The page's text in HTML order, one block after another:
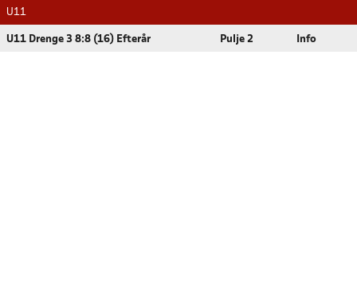
U11
U11 Drenge 3 8:8 (16) Efterår Pulje 2 Info